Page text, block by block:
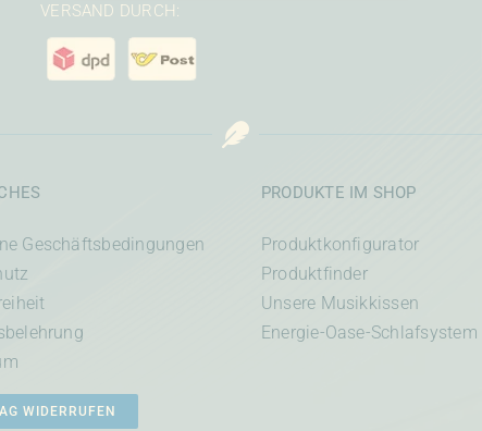
VERSAND DURCH:
Geschäftsbedingungen
WIDERRUFEN
PRODUKTE IM SHOP
Produktkonfigurator
Produktfinder
Unsere Musikkissen
Energie-Oase-Schlafsystem